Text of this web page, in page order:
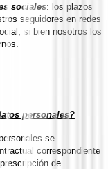
sociales: los plazos
seguidores en redes
si bien nosotros los
personales?
se
correspondiente
de